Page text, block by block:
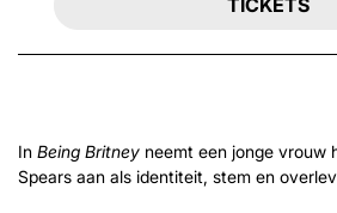
TICKETS
In Being Britney neemt een jonge vrouw
Spears aan als identiteit, stem en